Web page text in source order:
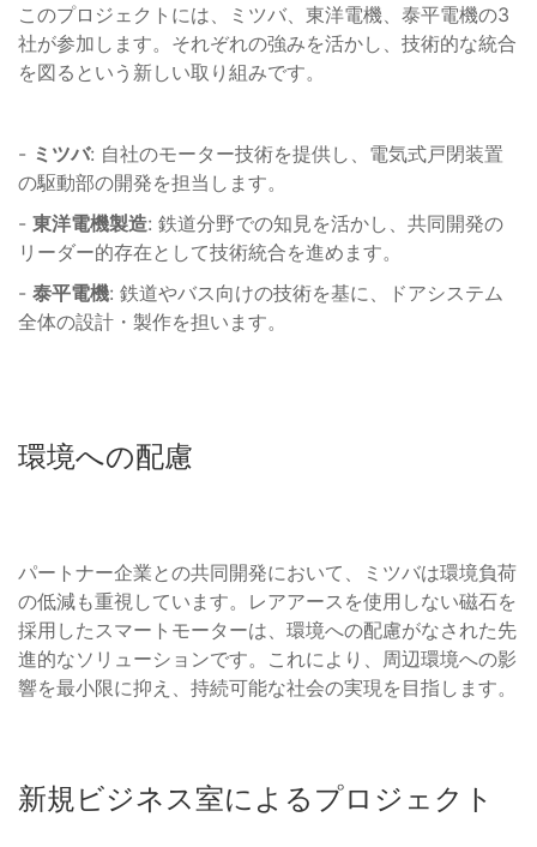
このプロジェクトには、ミツバ、東洋電機、泰平電機の3
社が参加します。それぞれの強みを活かし、技術的な統合
を図るという新しい取り組みです。
- ミツバ: 自社のモーター技術を提供し、電気式戸閉装置
の駆動部の開発を担当します。
- 東洋電機製造: 鉄道分野での知見を活かし、共同開発の
リーダー的存在として技術統合を進めます。
- 泰平電機: 鉄道やバス向けの技術を基に、ドアシステム
全体の設計・製作を担います。
環境への配慮
パートナー企業との共同開発において、ミツバは環境負荷
の低減も重視しています。レアアースを使用しない磁石を
採用したスマートモーターは、環境への配慮がなされた先
進的なソリューションです。これにより、周辺環境への影
響を最小限に抑え、持続可能な社会の実現を目指します。
新規ビジネス室によるプロジェクト